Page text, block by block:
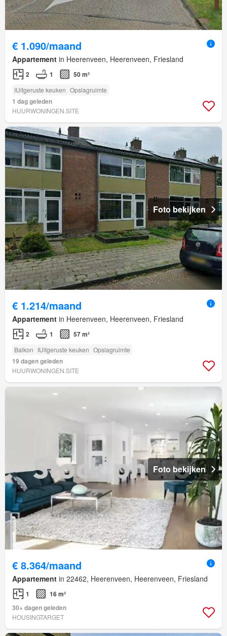
€ 1.090/maand
Appartement in Heerenveen, Heerenveen, Friesland
2 1 50 m²
IUitgeruste keuken Opslagruimte
1 dag geleden
HUURWONINGEN.SITE
Foto bekijken
€ 1.214/maand
Appartement in Heerenveen, Heerenveen, Friesland
2 1 57 m²
Balkon IUitgeruste keuken Opslagruimte
19 dagen geleden
HUURWONINGEN.SITE
Foto bekijken
€ 8.364/maand
Appartement in 22462, Heerenveen, Heerenveen, Friesland
1
16 m²
30+ dagen geleden
HOUSINGTARGET